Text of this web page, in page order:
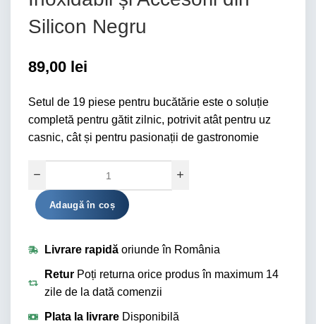
Silicon Negru
89,00 lei
Setul de 19 piese pentru bucătărie este o soluție
completă pentru gătit zilnic, potrivit atât pentru uz
casnic, cât și pentru pasionații de gastronomie
Adaugă în coș Alternative:
Livrare rapidăoriunde în România
ReturPoți returna orice produs în maximum 14
zile de la dată comenzii
Plata la livrareDisponibilă